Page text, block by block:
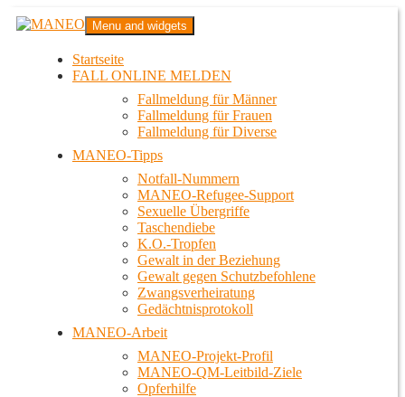
Zum
InhaltMANEO
Das schwule Anti-Gewalt-Projekt in Berlin
Menu and widgets
Startseite
FALL ONLINE MELDEN
Fallmeldung für Männer
Fallmeldung für Frauen
Fallmeldung für Diverse
MANEO-Tipps
Notfall-Nummern
MANEO-Refugee-Support
Sexuelle Übergriffe
Taschendiebe
K.O.-Tropfen
Gewalt in der Beziehung
Gewalt gegen Schutzbefohlene
Zwangsverheiratung
Gedächtnisprotokoll
MANEO-Arbeit
MANEO-Projekt-Profil
MANEO-QM-Leitbild-Ziele
Opferhilfe